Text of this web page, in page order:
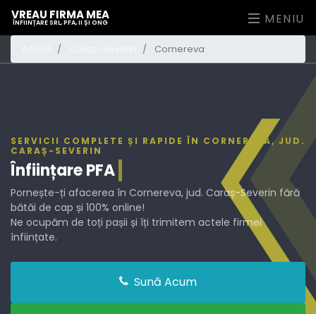
VREAU FIRMA MEA
ÎNFIINȚARE SRL, PFA, II ȘI ONG MENIU
Cornereva
SERVICII COMPLETE ȘI RAPIDE ÎN CORNEREVA, JUD.
CARAȘ-SEVERIN
ÎnființarePFA
Pornește-ți afacerea în Cornereva, jud. Caraș-Severin fără
bătăi de cap și 100% online!
Ne ocupăm de toți pașii și îți trimitem actele firmei
înființate.
Sună Acum